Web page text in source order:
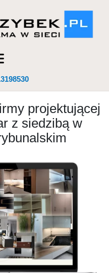
projektującej
z siedzibą w